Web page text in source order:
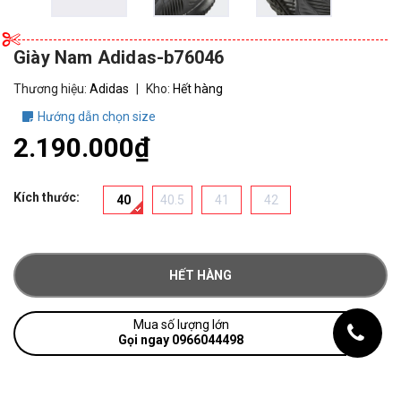
Giày Nam Adidas-b76046
Thương hiệu: Adidas Kho: Hết hàng
Hướng dẫn chọn size
2.190.000₫
Kích thước: 40 40.5 41 42
HẾT HÀNG
Mua số lượng lớn
Gọi ngay 0966044498